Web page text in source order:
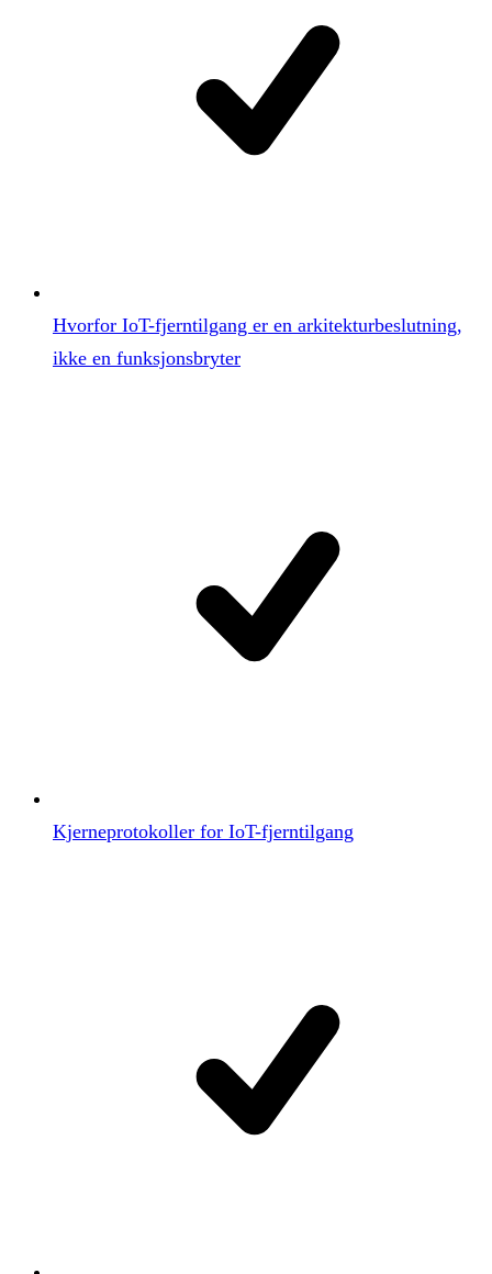
Hvorfor IoT-fjerntilgang er en arkitekturbeslutning,
ikke en funksjonsbryter
Kjerneprotokoller for IoT-fjerntilgang